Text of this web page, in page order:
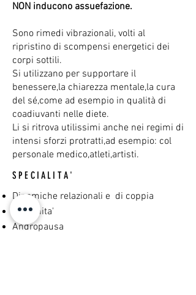
NON inducono assuefazione.
Sono rimedi vibrazionali, volti al
ripristino di scompensi energetici dei
corpi sottili.
Si utilizzano per supportare il
benessere,la chiarezza mentale,la cura
del sé,come ad esempio in qualità di
coadiuvanti nelle diete.
Li si ritrova utilissimi anche nei regimi di
intensi sforzi protratti,ad esempio: col
personale medico,atleti,artisti.
SPECIALITA'
Dinamiche relazionali e di coppia
Maternita'
Andropausa